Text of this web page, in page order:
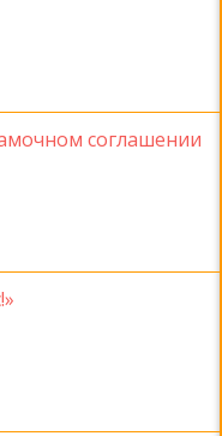
соглашении